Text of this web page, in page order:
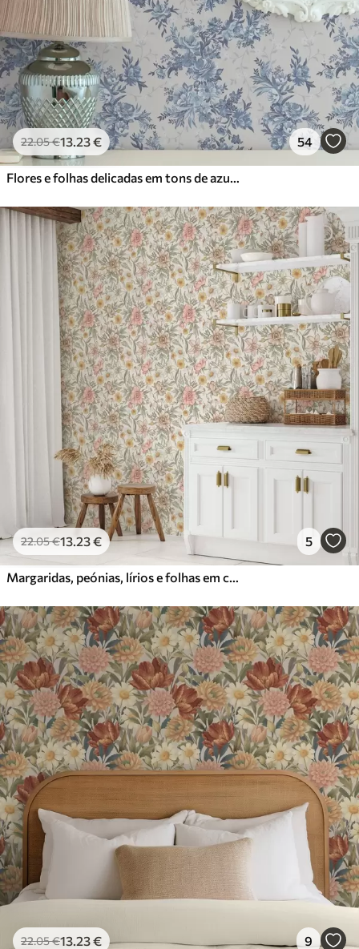
22.05€13.23€ 54
Flores e folhas delicadas em tons de azul e azul sobre um fundo claro
22.05€13.23€ 5
Margaridas, peónias, lírios e folhas em cores delicadas
22.05€13.23€ 9